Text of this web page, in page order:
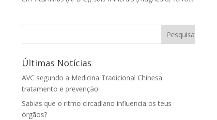
Últimas Notícias
AVC segundo a Medicina Tradicional Chinesa:
tratamento e prevenção!
Sabias que o ritmo circadiano influencia os teus
órgãos?